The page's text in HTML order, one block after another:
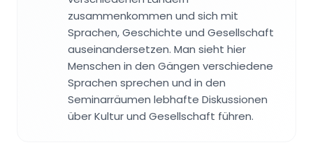
zusammenkommen und sich mit
Sprachen, Geschichte und Gesellschaft
auseinandersetzen. Man sieht hier
Menschen in den Gängen verschiedene
Sprachen sprechen und in den
Seminarräumen lebhafte Diskussionen
über Kultur und Gesellschaft führen.